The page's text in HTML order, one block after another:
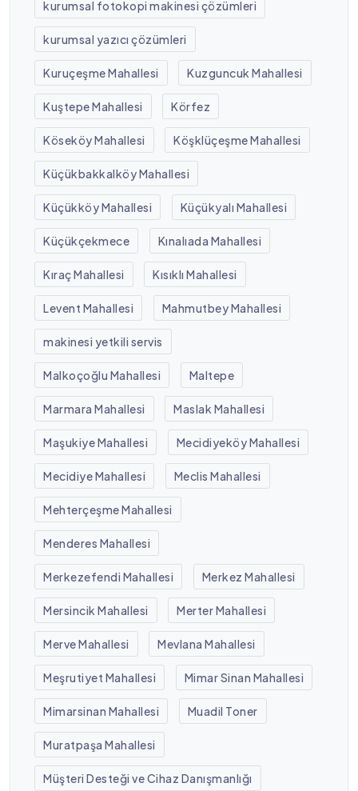
kurumsal fotokopi makinesi çözümleri
kurumsal yazıcı çözümleri
Kuruçeşme Mahallesi Kuzguncuk Mahallesi
Kuştepe Mahallesi Körfez
Köseköy Mahallesi Köşklüçeşme Mahallesi
Küçükbakkalköy Mahallesi
Küçükköy Mahallesi Küçükyalı Mahallesi
Küçükçekmece Kınalıada Mahallesi
Kıraç Mahallesi Kısıklı Mahallesi
Levent Mahallesi Mahmutbey Mahallesi
makinesi yetkili servis
Malkoçoğlu Mahallesi Maltepe
Marmara Mahallesi Maslak Mahallesi
Maşukiye Mahallesi Mecidiyeköy Mahallesi
Mecidiye Mahallesi Meclis Mahallesi
Mehterçeşme Mahallesi
Menderes Mahallesi
Merkezefendi Mahallesi Merkez Mahallesi
Mersincik Mahallesi Merter Mahallesi
Merve Mahallesi Mevlana Mahallesi
Meşrutiyet Mahallesi Mimar Sinan Mahallesi
Mimarsinan Mahallesi Muadil Toner
Muratpaşa Mahallesi
Müşteri Desteği ve Cihaz Danışmanlığı